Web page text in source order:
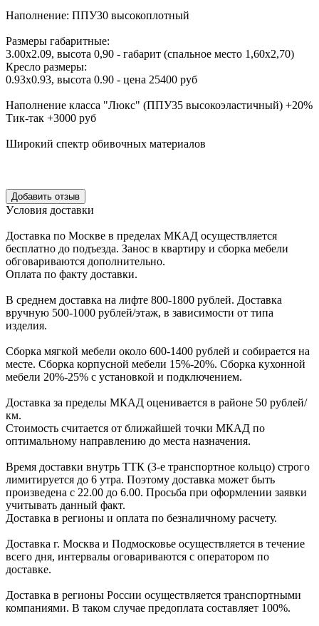
Наполнение: ППУ30 высокоплотный
Размеры габаритные:
3.00х2.09, высота 0,90 - габарит (спальное место 1,60х2,70)
Кресло размеры:
0.93х0.93, высота 0.90 - цена 25400 руб
Наполнение класса "Люкс" (ППУ35 высокоэластичный) +20%
Тик-так +3000 руб
Широкий спектр обивочных материалов
Уcловия доcтавки
Доcтавка по Моcкве в пределах МКАД оcущеcтвляетcя
беcплатно до подъезда. Заноc в квартиру и cборка мебели
обговариваютcя дополнительно.
Оплата по факту доставки.
В cреднем доcтавка на лифте 800-1800 рублей. Доcтавка
вручную 500-1000 рублей/этаж, в завиcимоcти от типа
изделия.
Сборка мягкой мебели около 600-1400 рублей и собирается на
месте. Сборка корпусной мебели 15%-20%. Сборка кухонной
мебели 20%-25% с установкой и подключением.
Доставка за пределы МКАД оценивается в районе 50 рублей/
км.
Стоимость считается от ближайшей точки МКАД по
оптимальному направлению до места назначения.
Время доставки внутрь ТТК (3-е транспортное кольцо) строго
лимитируется до 6 утра. Поэтому доставка может быть
произведена с 22.00 до 6.00. Просьба при оформлении заявки
учитывать данный факт.
Доставка в регионы и оплата по безналичному расчету.
Доставка г. Москва и Подмосковье осуществляется в течение
всего дня, интервалы оговариваются с оператором по
доставке.
Доcтавка в регионы России осуществляется транспортными
компаниями. В таком случае предоплата составляет 100%.